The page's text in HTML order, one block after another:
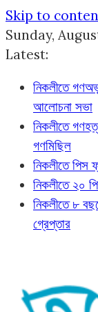
Skip to
Sunday,
Latest:
নিকলীতে
আলোচনা সভা
নিকলীতে
গণমিছিল
নিকলীতে পিস
নিকলীতে ২০
নিকলীতে ৮
গ্রেপ্তার